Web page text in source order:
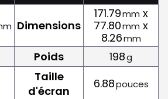
Dimensions
171.79mm x
77.80mm x
8.26mm
Poids 198g
Taille
d'écran
6.88pouces